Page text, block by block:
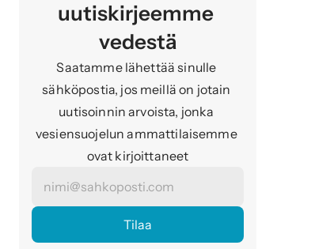
uutiskirjeemme
vedestä
Saatamme lähettää sinulle
sähköpostia, jos meillä on jotain
uutisoinnin arvoista, jonka
vesiensuojelun ammattilaisemme
ovat kirjoittaneet